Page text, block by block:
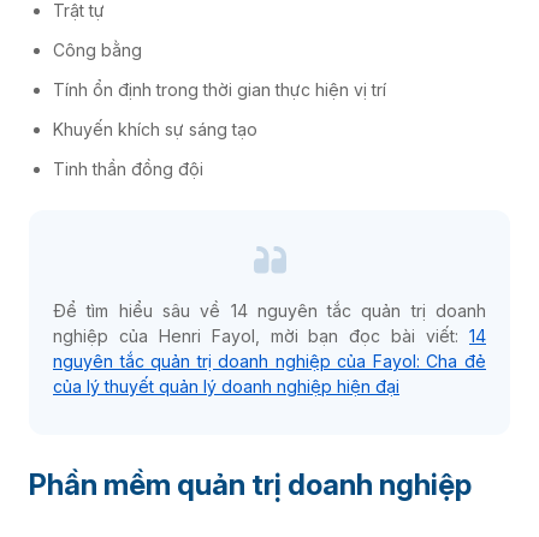
Trật tự
Công bằng
Tính ổn định trong thời gian thực hiện vị trí
Khuyến khích sự sáng tạo
Tinh thần đồng đội
Để tìm hiểu sâu về 14 nguyên tắc quản trị doanh
nghiệp của Henri Fayol, mời bạn đọc bài viết: 14
nguyên tắc quản trị doanh nghiệp của Fayol: Cha đẻ
của lý thuyết quản lý doanh nghiệp hiện đại
Phần mềm quản trị doanh nghiệp